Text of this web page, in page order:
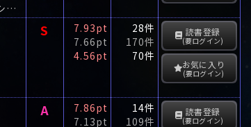
『このミステリーがすごい!』大賞作家が贈る、1作品10分間で楽しめるベスト・ショート・ミステリー集、待望の第2弾!海堂尊や柚月裕子、中山七里、七尾与史、乾緑郎など話題の作家をはじめ、新進...
S
7.93pt
7.66pt
4.56pt
28件
170件
70件
読書登録
(要ログイン)
お気に入り
(要ログイン)
A
7.86pt
7.13pt
14件
109件
読書登録
(要ログイン)